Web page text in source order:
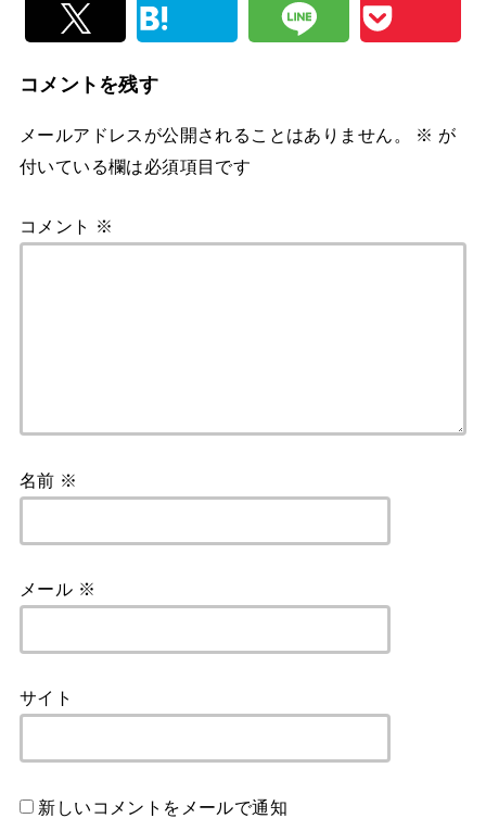
コメントを残す
メールアドレスが公開されることはありません。 ※ が
付いている欄は必須項目です
コメント ※
名前 ※
メール ※
サイト
新しいコメントをメールで通知